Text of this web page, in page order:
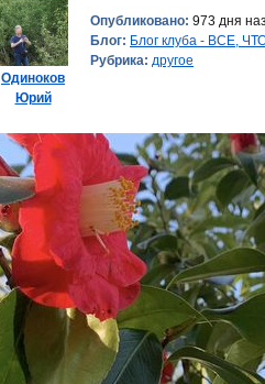
Одиноков
Юрий
Опубликовано: 973 дня
Блог: Блог клуба - ВСЕ,
Рубрика: другое